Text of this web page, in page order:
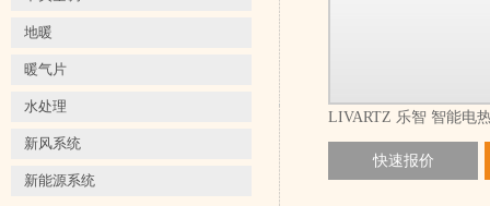
地暖
暖气片
水处理
新风系统
新能源系统
LIVARTZ 乐智 智能电
快速报价